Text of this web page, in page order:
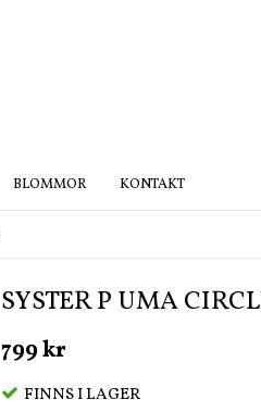
BLOMMOR KONTAKT
SYSTER P UMA
799 kr
FINNS I LAGER